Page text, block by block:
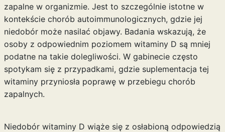
zapalne w organizmie. Jest to szczególnie istotne w
kontekście chorób autoimmunologicznych, gdzie jej
niedobór może nasilać objawy. Badania wskazują, że
osoby z odpowiednim poziomem witaminy D są mniej
podatne na takie dolegliwości. W gabinecie często
spotykam się z przypadkami, gdzie suplementacja tej
witaminy przyniosła poprawę w przebiegu chorób
zapalnych.
Niedobór witaminy D wiąże się z osłabioną odpowiedzią